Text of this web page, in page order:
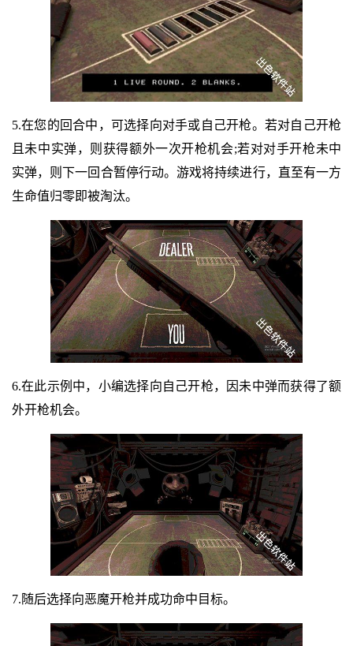
5.在您的回合中，可选择向对手或自己开枪。若对自己开枪
且未中实弹，则获得额外一次开枪机会;若对对手开枪未中
实弹，则下一回合暂停行动。游戏将持续进行，直至有一方
生命值归零即被淘汰。
6.在此示例中，小编选择向自己开枪，因未中弹而获得了额
外开枪机会。
7.随后选择向恶魔开枪并成功命中目标。